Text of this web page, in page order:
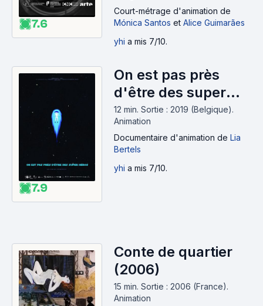
7.6
Court-métrage d'animation de
Mónica Santos et Alice Guimarães
yhi a mis 7/10.
7.9
On est pas près
d'être des super
héros (2019)
12 min. Sortie : 2019 (Belgique).
Animation
Documentaire d'animation de Lia
Bertels
yhi a mis 7/10.
Conte de quartier
(2006)
15 min. Sortie : 2006 (France).
Animation